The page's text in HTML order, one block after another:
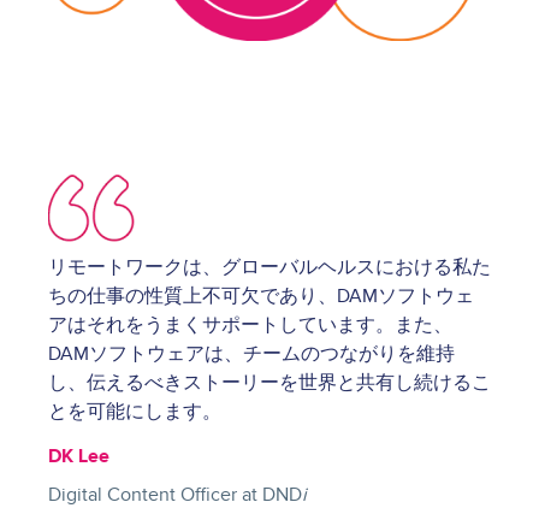
Image
リモートワークは、グローバルヘルスにおける私た
ちの仕事の性質上不可欠であり、DAMソフトウェ
アはそれをうまくサポートしています。また、
DAMソフトウェアは、チームのつながりを維持
し、伝えるべきストーリーを世界と共有し続けるこ
とを可能にします。
DK Lee
Digital Content Officer at DNDi